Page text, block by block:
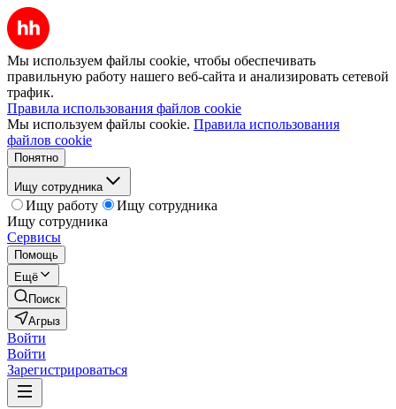
Мы используем файлы cookie, чтобы обеспечивать
правильную работу нашего веб-сайта и анализировать сетевой
трафик.
Правила использования файлов cookie
Мы используем файлы cookie. Правила использования
файлов cookie
Понятно
Ищу сотрудника
Ищу работу
Ищу сотрудника
Ищу сотрудника
Сервисы
Помощь
Ещё
Поиск
Агрыз
Войти
Войти
Зарегистрироваться